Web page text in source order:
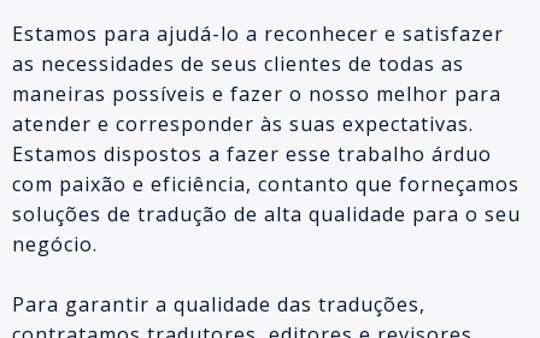
Estamos para ajudá-lo a reconhecer e satisfazer
as necessidades de seus clientes de todas as
maneiras possíveis e fazer o nosso melhor para
atender e corresponder às suas expectativas.
Estamos dispostos a fazer esse trabalho árduo
com paixão e eficiência, contanto que forneçamos
soluções de tradução de alta qualidade para o seu
negócio.
Para garantir a qualidade das traduções,